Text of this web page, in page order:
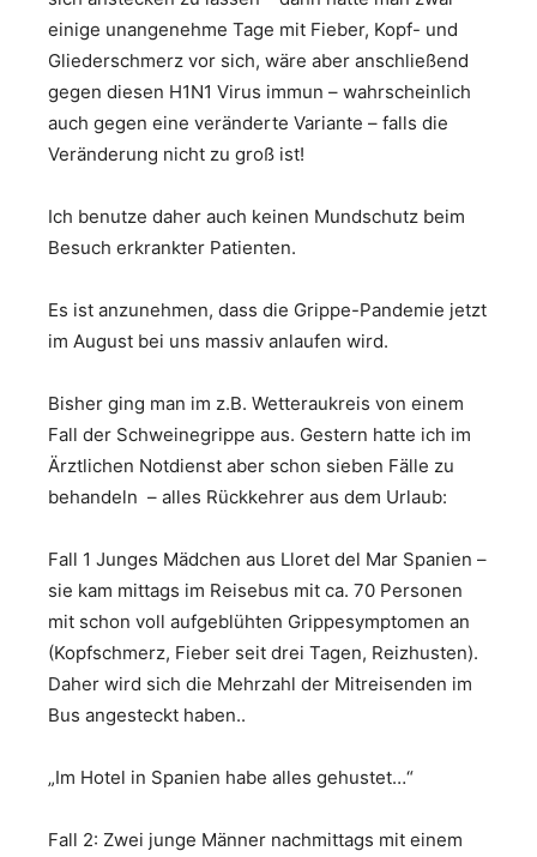
einige unangenehme Tage mit Fieber, Kopf- und
Gliederschmerz vor sich, wäre aber anschließend
gegen diesen H1N1 Virus immun – wahrscheinlich
auch gegen eine veränderte Variante – falls die
Veränderung nicht zu groß ist!
Ich benutze daher auch keinen Mundschutz beim
Besuch erkrankter Patienten.
Es ist anzunehmen, dass die Grippe-Pandemie jetzt
im August bei uns massiv anlaufen wird.
Bisher ging man im z.B. Wetteraukreis von einem
Fall der Schweinegrippe aus. Gestern hatte ich im
Ärztlichen Notdienst aber schon sieben Fälle zu
behandeln – alles Rückkehrer aus dem Urlaub:
Fall 1 Junges Mädchen aus Lloret del Mar Spanien –
sie kam mittags im Reisebus mit ca. 70 Personen
mit schon voll aufgeblühten Grippesymptomen an
(Kopfschmerz, Fieber seit drei Tagen, Reizhusten).
Daher wird sich die Mehrzahl der Mitreisenden im
Bus angesteckt haben..
„Im Hotel in Spanien habe alles gehustet…“
Fall 2: Zwei junge Männer nachmittags mit einem